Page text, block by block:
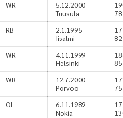
WR
5.12.2000
Tuusula
78
RB
2.1.1995
Iisalmi
82
WR
4.11.1999
Helsinki
85
WR
12.7.2000
Porvoo
75
OL
6.11.1989
Nokia